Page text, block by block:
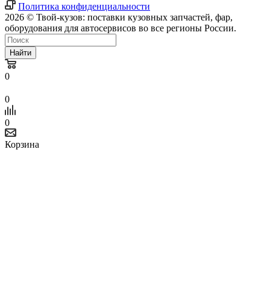
Политика конфиденциальности
2026 © Твой-кузов: поставки кузовных запчастей, фар,
оборудования для автосервисов во все регионы России.
Найти
0
0
0
Корзина